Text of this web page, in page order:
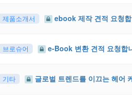
제품소개서 ebook 제작 견적 요청
브로슈어 e-Book 변환 견적 요청합
기타 글로벌 트렌드를 이끄는 헤어